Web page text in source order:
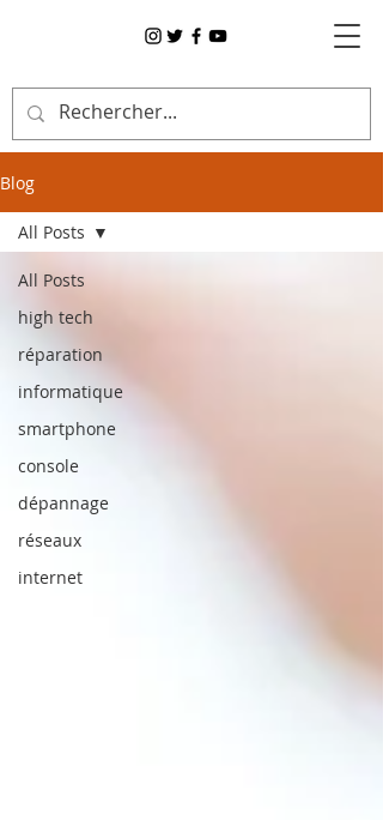
Blog
All Posts
high tech
réparation
informatique
smartphone
console
dépannage
réseaux
internet
All Posts